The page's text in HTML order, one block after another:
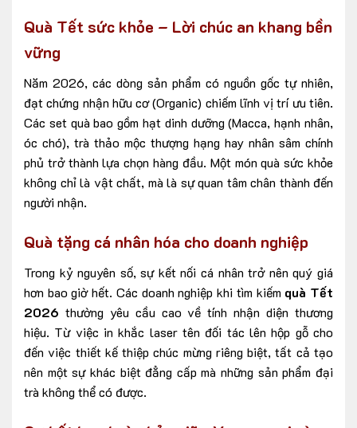
Quà Tết sức khỏe – Lời chúc an khang bền
vững
Năm 2026, các dòng sản phẩm có nguồn gốc tự nhiên,
đạt chứng nhận hữu cơ (Organic) chiếm lĩnh vị trí ưu tiên.
Các set quà bao gồm hạt dinh dưỡng (Macca, hạnh nhân,
óc chó), trà thảo mộc thượng hạng hay nhân sâm chính
phủ trở thành lựa chọn hàng đầu. Một món quà sức khỏe
không chỉ là vật chất, mà là sự quan tâm chân thành đến
người nhận.
Quà tặng cá nhân hóa cho doanh nghiệp
Trong kỷ nguyên số, sự kết nối cá nhân trở nên quý giá
hơn bao giờ hết. Các doanh nghiệp khi tìm kiếm quà Tết
2026 thường yêu cầu cao về tính nhận diện thương
hiệu. Từ việc in khắc laser tên đối tác lên hộp gỗ cho
đến việc thiết kế thiệp chúc mừng riêng biệt, tất cả tạo
nên một sự khác biệt đẳng cấp mà những sản phẩm đại
trà không thể có được.